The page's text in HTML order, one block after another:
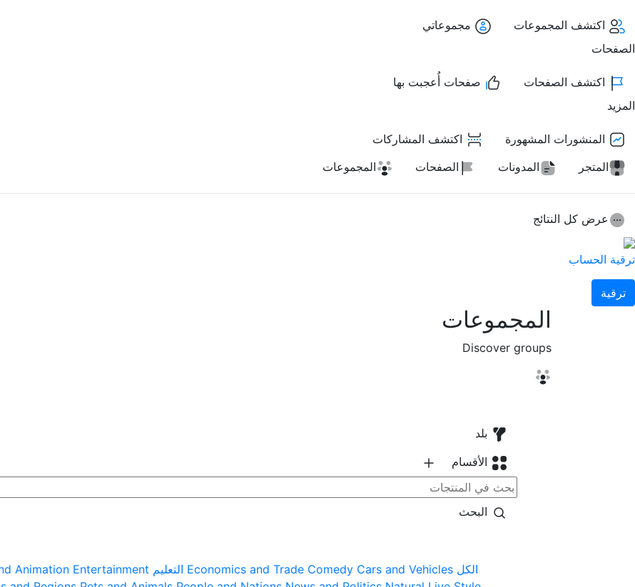
اكتشف المجموعات
مجموعاتي
الصفحات
اكتشف الصفحات
صفحات أُعجبت بها
المزيد
المنشورات المشهورة
اكتشف المشاركات
المتجر
المدونات الصفحات المجموعات
عرض كل النتائج
ترقية الحساب
ترقية
المجموعات
Discover groups
الأقسام
البحث
الكل Cars and Vehicles
Comedy
Economics and Trade التعليم Entertainment
Animation